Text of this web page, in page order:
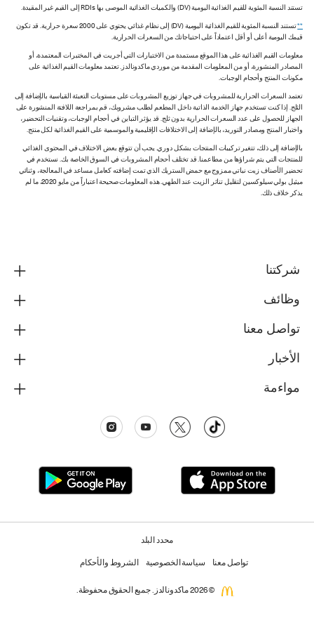
تستند النسبة المئوية للقيم الغذائية اليومية (DV) والكميات الغذائية الموصى بها RDIs إلى القيم غير المقيدة.
**
تستند النسبة المئوية للقيم الغذائية اليومية (DV) إلى نظام غذائي يحتوي على 2000 سعرة حرارية. قد تكون
قيمك اليومية أعلى أو أقل اعتماداً على احتياجاتك من السعرات الحرارية.
معلومات القيم الغذائية على هذا الموقع مستمدة من الاختبارات التي أجريت في المختبرات المعتمدة، أو
المصادر المنشورة، أو من المعلومات المقدمة من موردي ماكدونالدز. تعتمد معلومات القيم الغذائية على
مكونات المنتج وأحجام الوجبات.
تعتمد السعرات الحرارية للمشروبات في جهاز توزيع المشروبات على مستويات التعبئة القياسية بالإضافة إلى
الثلج. إذا كنت تستخدم جهاز الخدمة الذاتية داخل المطعم لطلب مشروبك، قم بمراجعة اللافتة المنشورة على
الجهاز للحصول على عدد السعرات الحرارية بدون ثلج. قد يؤثر التباين في أحجام الوجبات، وتقنيات التحضير،
واختبار المنتج ومصادر التوريد، بالإضافة إلى الاختلافات الإقليمية والموسمية على القيم الغذائية لكل منتج.
بالإضافة إلى ذلك، تتغير تركيبات المنتجات بشكل دوري. يجب أن تتوقع بعض الاختلاف في المحتوى الغذائي
للمنتجات التي يتم شراؤها من مطاعمنا. قد تختلف أحجام المشروبات في السوق الخاصة بك. نستخدم في
تحضير الأصناف زيت نباتي ممزوج مع حمض الستريك الذي تمت إضافته كعامل مساعد في المعالجة، وثنائي
ميثيل بولي سيلوكسين لتقليل تناثر الزيت عند الطهي. هذه المعلومات صحيحة اعتباراً من مايو 2020، ما لم
يذكر خلاف ذلك.
شركتنا
وظائف
تواصل معنا
الأخبار
مواءمة
محدد البلد
تواصل معنا سياسة الخصوصية الشروط والأحكام
© 2026 ماكدونالدز. جميع الحقوق محفوظة.